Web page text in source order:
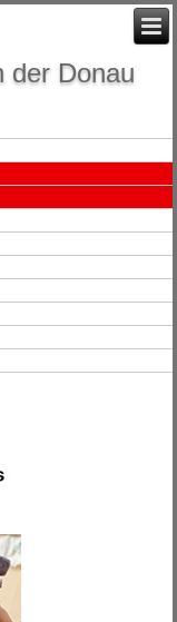
der Donau